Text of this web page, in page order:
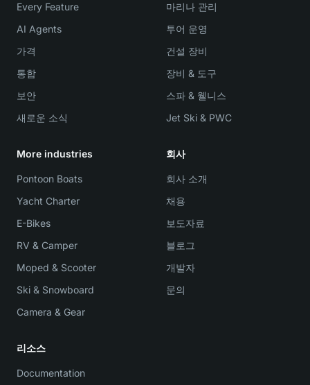
Every Feature
AI Agents
가격
통합
보안
새로운 소식
마리나 관리
투어 운영
건설 장비
장비 & 도구
스파 & 웰니스
Jet Ski & PWC
More industries
Pontoon Boats
Yacht Charter
E-Bikes
RV & Camper
Moped & Scooter
Ski & Snowboard
Camera & Gear
회사
회사 소개
채용
보도자료
블로그
개발자
문의
리소스
Documentation